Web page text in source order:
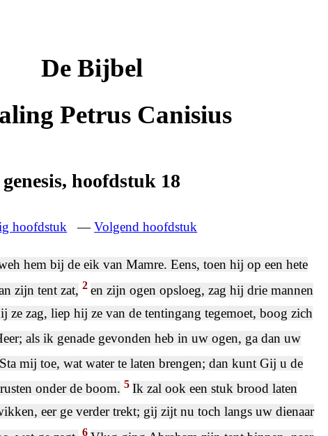
De Bijbel
Petrus Canisius
genesis, hoofdstuk 18
hoofdstuk —Volgend hoofdstuk
hem bij de eik van Mamre. Eens, toen hij op een hete
zijn tent zat, 2 en zijn ogen opsloeg, zag hij drie mannen
ze zag, liep hij ze van de tentingang tegemoet, boog zich
als ik genade gevonden heb in uw ogen, ga dan uw
Sta mij toe, wat water te laten brengen; dan kunt Gij u de
onder de boom. 5 Ik zal ook een stuk brood laten
eer ge verder trekt; gij zijt nu toch langs uw dienaar
6